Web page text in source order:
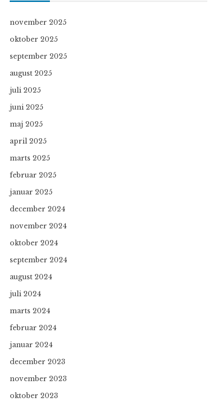
november 2025
oktober 2025
september 2025
august 2025
juli 2025
juni 2025
maj 2025
april 2025
marts 2025
februar 2025
januar 2025
december 2024
november 2024
oktober 2024
september 2024
august 2024
juli 2024
marts 2024
februar 2024
januar 2024
december 2023
november 2023
oktober 2023